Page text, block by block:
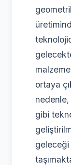
ortaya
nedenle,
gibi
geleceği